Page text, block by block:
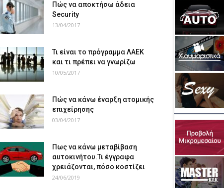
Πώς να αποκτήσω άδεια
Security
13/04/2017
Τι είναι το πρόγραμμα ΛΑΕΚ
και τι πρέπει να γνωρίζω
10/05/2017
Πώς να κάνω έναρξη ατομικής
επιχείρησης
03/04/2017
Πως να κάνω μεταβίβαση
αυτοκινήτου.Τι έγγραφα
χρειάζονται, πόσο κοστίζει
24/06/2019